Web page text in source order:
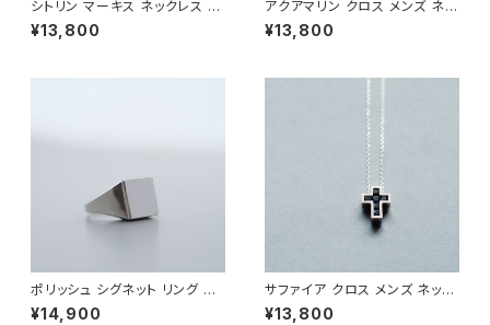
シトリン マーキス ネックレス シ
ルバー925 11月誕生石 メンズ
ユニセックス
¥13,800
アクアマリン クロス メンズ ネッ
クレス シルバー925
¥13,800
ポリッシュ シグネット リング シ
ルバー925 メンズ ユニセックス
¥14,900
サファイア クロス メンズ ネック
レス シルバー925
¥13,800